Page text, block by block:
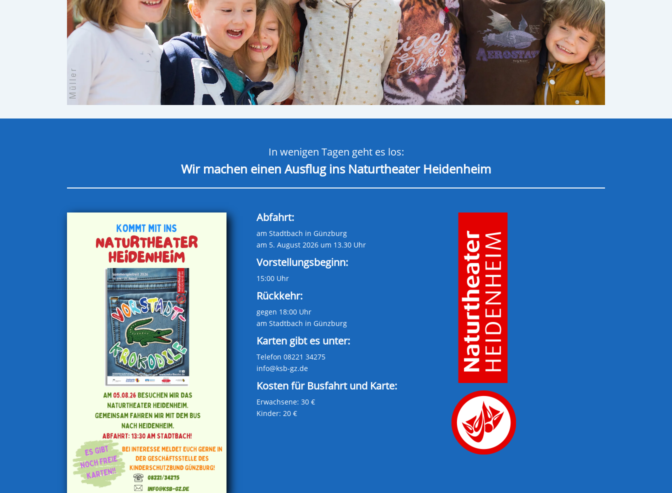
In wenigen Tagen geht es los:
Wir machen einen Ausflug ins Naturtheater Heidenheim
Abfahrt:
am Stadtbach in Günzburg
am 5. August 2026 um 13.30 Uhr
Vorstellungsbeginn:
15:00 Uhr
Rückkehr:
gegen 18:00 Uhr
am Stadtbach in Günzburg
Karten gibt es unter:
Telefon 08221 34275
info@ksb-gz.de
Kosten für Busfahrt und Karte:
Erwachsene: 30 €
Kinder: 20 €